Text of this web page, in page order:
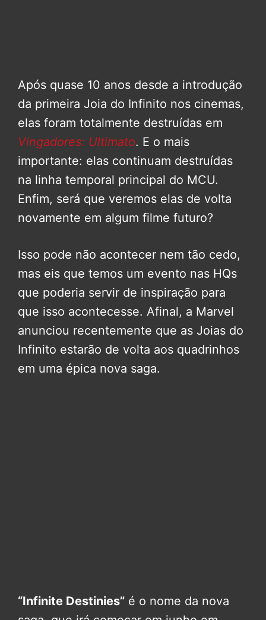
Após quase 10 anos desde a introdução
da primeira Joia do Infinito nos cinemas,
elas foram totalmente destruídas em
Vingadores: Ultimato. E o mais
importante: elas continuam destruídas
na linha temporal principal do MCU.
Enfim, será que veremos elas de volta
novamente em algum filme futuro?
Isso pode não acontecer nem tão cedo,
mas eis que temos um evento nas HQs
que poderia servir de inspiração para
que isso acontecesse. Afinal, a Marvel
anunciou recentemente que as Joias do
Infinito estarão de volta aos quadrinhos
em uma épica nova saga.
“Infinite Destinies” é o nome da nova